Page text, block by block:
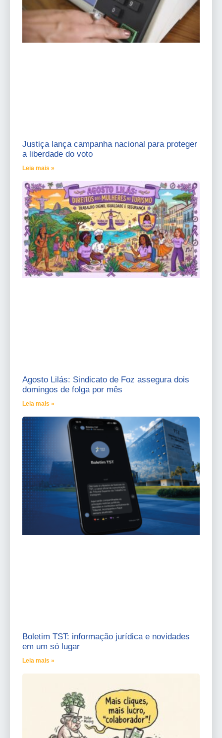
Justiça lança campanha nacional para proteger
a liberdade do voto
Leia mais »
Agosto Lilás: Sindicato de Foz assegura dois
domingos de folga por mês
Leia mais »
Boletim TST: informação jurídica e novidades
em um só lugar
Leia mais »